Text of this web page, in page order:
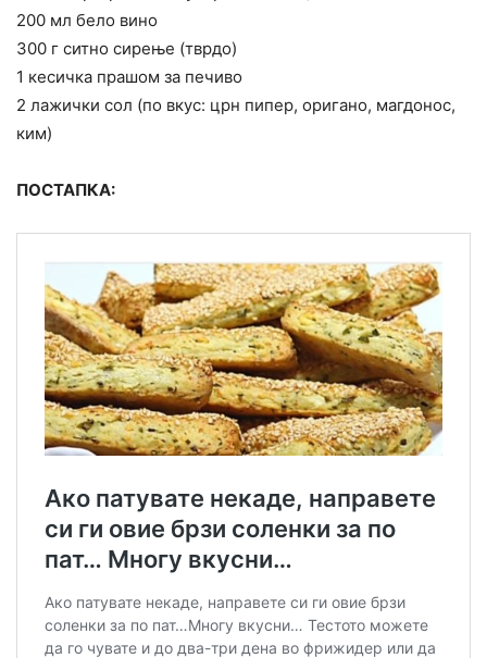
200 мл бело вино
300 г ситно сирење (тврдо)
1 кесичка прашом за печиво
2 лажички сол (по вкус: црн пипер, оригано, магдонос,
ким)
ПОСТАПКА: